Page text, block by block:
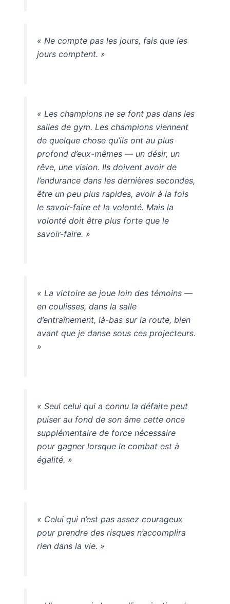
« Ne compte pas les jours, fais que les
jours comptent. »
« Les champions ne se font pas dans les
salles de gym. Les champions viennent
de quelque chose qu’ils ont au plus
profond d’eux-mêmes — un désir, un
rêve, une vision. Ils doivent avoir de
l’endurance dans les dernières secondes,
être un peu plus rapides, avoir à la fois
le savoir-faire et la volonté. Mais la
volonté doit être plus forte que le
savoir-faire. »
« La victoire se joue loin des témoins —
en coulisses, dans la salle
d’entraînement, là-bas sur la route, bien
avant que je danse sous ces projecteurs.
»
« Seul celui qui a connu la défaite peut
puiser au fond de son âme cette once
supplémentaire de force nécessaire
pour gagner lorsque le combat est à
égalité. »
« Celui qui n’est pas assez courageux
pour prendre des risques n’accomplira
rien dans la vie. »